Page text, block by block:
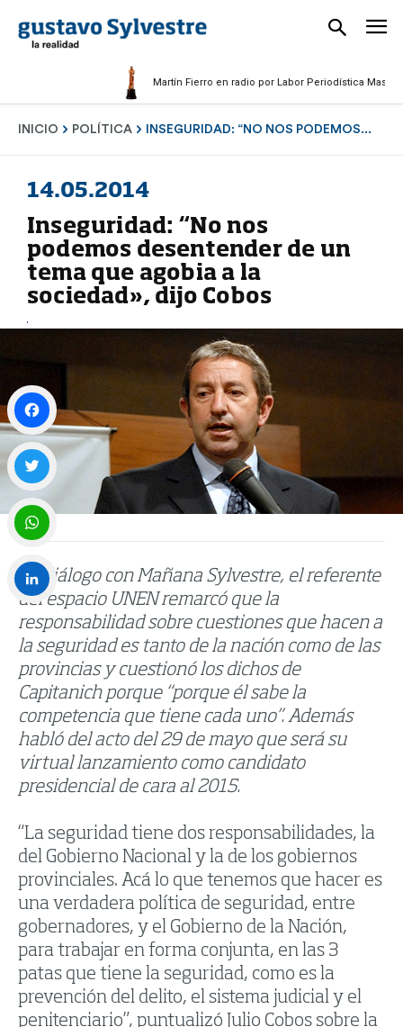
Martín Fierro en radio por Labor Periodística Masculina
INICIO POLÍTICA INSEGURIDAD: “NO NOS PODEMOS...
14.05.2014
Inseguridad: “No nos
podemos desentender de un
tema que agobia a la
sociedad», dijo Cobos
En diálogo con Mañana Sylvestre, el referente
del espacio UNEN remarcó que la
responsabilidad sobre cuestiones que hacen a
la seguridad es tanto de la nación como de las
provincias y cuestionó los dichos de
Capitanich porque “porque él sabe la
competencia que tiene cada uno”. Además
habló del acto del 29 de mayo que será su
virtual lanzamiento como candidato
presidencial de cara al 2015.
“La seguridad tiene dos responsabilidades, la
del Gobierno Nacional y la de los gobiernos
provinciales. Acá lo que tenemos que hacer es
una verdadera política de seguridad, entre
gobernadores, y el Gobierno de la Nación,
para trabajar en forma conjunta, en las 3
patas que tiene la seguridad, como es la
prevención del delito, el sistema judicial y el
penitenciario”, puntualizó Julio Cobos sobre la
Facebook
Twitter
WhatsApp
LinkedIn